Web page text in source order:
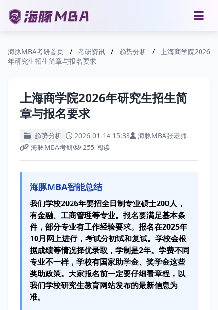
海豚MBA考研首页 / 考研资讯 / 趋势分析 /
上海商学院2026
年研究生招生简章与报名要求
上海商学院2026年研究生招生简
章与报名要求
趋势分析 2026-01-14 15:38
海豚MBA张老师
海豚MBA考研
255 阅读
海豚MBA智能总结
我们学校2026年要招全日制专业硕士200人，
有金融、工商管理等专业。报名要满足基本条
件，部分专业有工作经验要求。报名在2025年
10月网上进行，考试分初试和复试。学校会根
据成绩等情况择优录取，学制是2年。学费不同
专业不一样，学校有国家助学金、奖学金这些
奖助政策。大家报名前一定要仔细看章程，以
我们学校研究生教育网站发布的最新信息为
准。